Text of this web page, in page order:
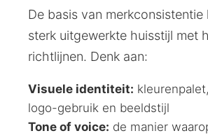
De basis van merkconsistentie
sterk uitgewerkte huisstijl met
richtlijnen. Denk aan:
Visuele identiteit:
logo-gebruik en beeldstijl
Tone of voice: de manier